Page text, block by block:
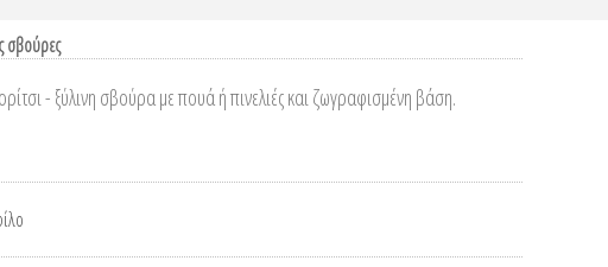
σβούρες
- ξύλινη σβούρα με πουά ή πινελιές και ζωγραφισμένη βάση.